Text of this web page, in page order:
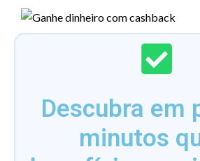
Descubra em
minutos